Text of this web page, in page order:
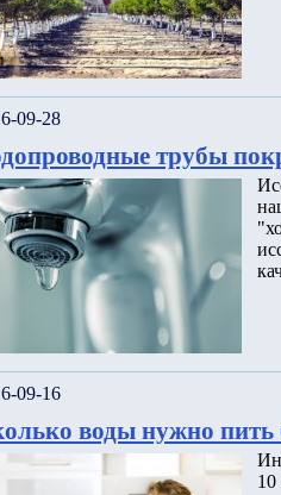
09-28
трубы
09-16
воды нужно
10